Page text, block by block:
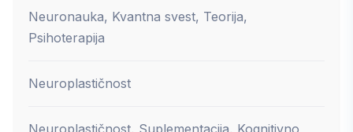
Neuronauka, Kvantna svest, Teorija,
Psihoterapija
Neuroplastičnost
Neuroplastičnost, Suplementacija, Kognitivno